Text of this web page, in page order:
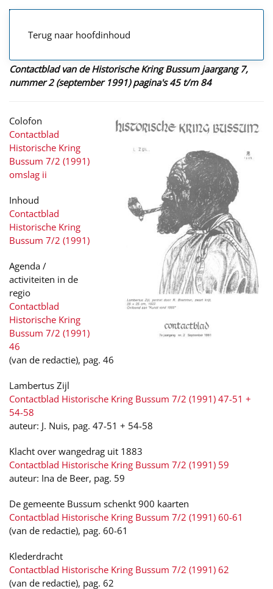
Terug naar hoofdinhoud
Contactblad van de Historische Kring Bussum jaargang 7,
nummer 2 (september 1991) pagina's 45 t/m 84
Colofon
Contactblad
Historische Kring
Bussum 7/2 (1991)
omslag ii
Inhoud
Contactblad
Historische Kring
Bussum 7/2 (1991)
Agenda /
activiteiten in de
regio
Contactblad
Historische Kring
Bussum 7/2 (1991)
46
(van de redactie), pag. 46
Lambertus Zijl
Contactblad Historische Kring Bussum 7/2 (1991) 47-51 +
54-58
auteur: J. Nuis, pag. 47-51 + 54-58
Klacht over wangedrag uit 1883
Contactblad Historische Kring Bussum 7/2 (1991) 59
auteur: Ina de Beer, pag. 59
De gemeente Bussum schenkt 900 kaarten
Contactblad Historische Kring Bussum 7/2 (1991) 60-61
(van de redactie), pag. 60-61
Klederdracht
Contactblad Historische Kring Bussum 7/2 (1991) 62
(van de redactie), pag. 62